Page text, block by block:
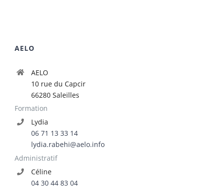
AELO
AELO
10 rue du Capcir
66280 Saleilles
Formation
Lydia
06 71 13 33 14
lydia.rabehi@aelo.info
Administratif
Céline
04 30 44 83 04